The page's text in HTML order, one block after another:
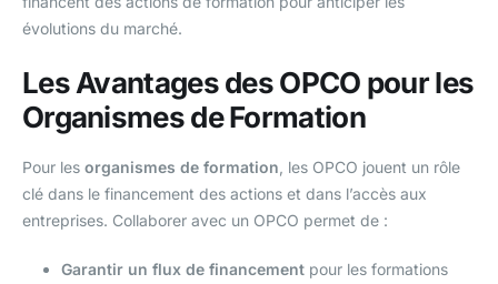
évolutions du marché.
Les Avantages des OPCO pour les
Organismes de Formation
Pour les organismes de formation , les OPCO jouent un rôle
clé dans le financement des actions et dans l’accès aux
entreprises. Collaborer avec un OPCO permet de :
Garantir un flux de financement pour les formations